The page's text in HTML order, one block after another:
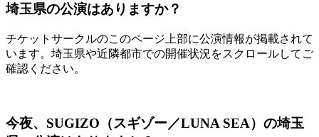
埼玉県の公演はありますか？
チケットサークルのこのページ上部に公演情報が掲載されて
います。埼玉県や近隣都市での開催状況をスクロールしてご
確認ください。
今夜、SUGIZO（スギゾー／LUNA SEA）の埼玉